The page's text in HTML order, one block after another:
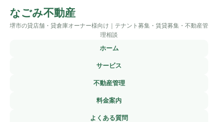
なごみ不動産
堺市の貸店舗・貸倉庫オーナー様向け｜テナント募集・賃貸募集・不動産管
理相談
ホーム
サービス
不動産管理
料金案内
よくある質問